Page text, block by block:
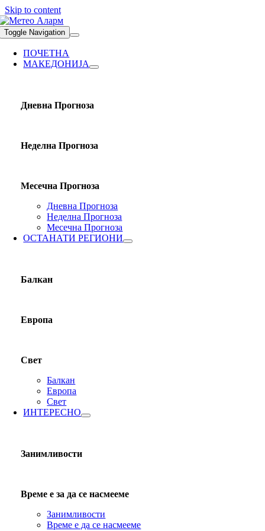
Skip to content
Toggle Navigation
ПОЧЕТНА
МАКЕДОНИЈА
Дневна Прогноза
Неделна Прогноза
Месечна Прогноза
Дневна Прогноза
Неделна Прогноза
Месечна Прогноза
ОСТАНАТИ РЕГИОНИ
Балкан
Европа
Свет
Балкан
Европа
Свет
ИНТЕРЕСНО
Занимливости
Време е за да се насмееме
Занимливости
Време е да се насмееме